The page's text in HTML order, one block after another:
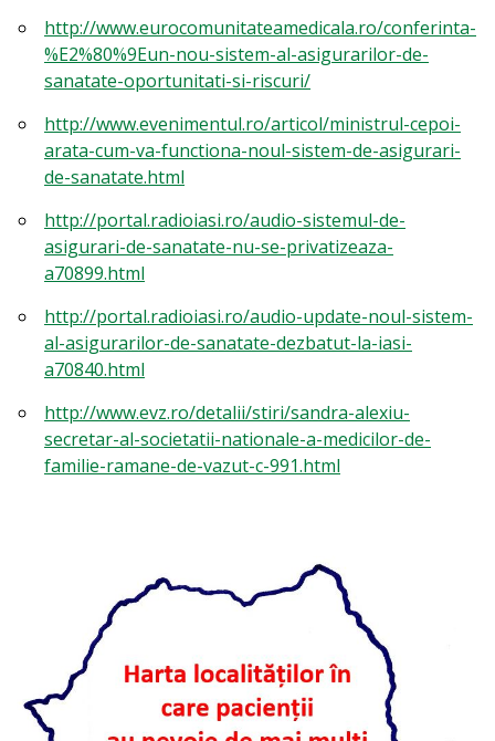
http://www.eurocomunitateamedicala.ro/conferinta-
%E2%80%9Eun-nou-sistem-al-asigurarilor-de-
sanatate-oportunitati-si-riscuri/
http://www.evenimentul.ro/articol/ministrul-cepoi-
arata-cum-va-functiona-noul-sistem-de-asigurari-
de-sanatate.html
http://portal.radioiasi.ro/audio-sistemul-de-
asigurari-de-sanatate-nu-se-privatizeaza-
a70899.html
http://portal.radioiasi.ro/audio-update-noul-sistem-
al-asigurarilor-de-sanatate-dezbatut-la-iasi-
a70840.html
http://www.evz.ro/detalii/stiri/sandra-alexiu-
secretar-al-societatii-nationale-a-medicilor-de-
familie-ramane-de-vazut-c-991.html